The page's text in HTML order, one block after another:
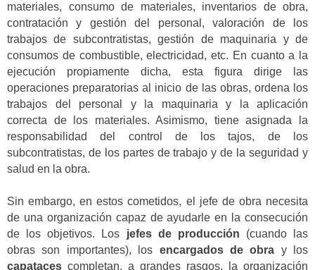
materiales, consumo de materiales, inventarios de obra,
contratación y gestión del personal, valoración de los
trabajos de subcontratistas, gestión de maquinaria y de
consumos de combustible, electricidad, etc. En cuanto a la
ejecución propiamente dicha, esta figura dirige las
operaciones preparatorias al inicio de las obras, ordena los
trabajos del personal y la maquinaria y la aplicación
correcta de los materiales. Asimismo, tiene asignada la
responsabilidad del control de los tajos, de los
subcontratistas, de los partes de trabajo y de la seguridad y
salud en la obra.
Sin embargo, en estos cometidos, el jefe de obra necesita
de una organización capaz de ayudarle en la consecución
de los objetivos. Los jefes de producción (cuando las
obras son importantes), los encargados de obra y los
capataces completan, a grandes rasgos, la organización